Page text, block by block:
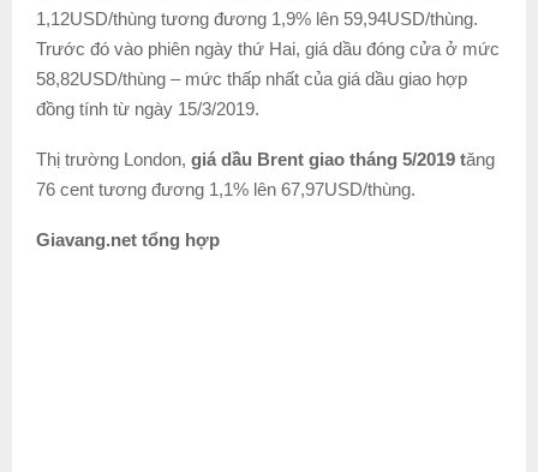
1,12USD/thùng tương đương 1,9% lên 59,94USD/thùng.
Trước đó vào phiên ngày thứ Hai, giá dầu đóng cửa ở mức
58,82USD/thùng – mức thấp nhất của giá dầu giao hợp
đồng tính từ ngày 15/3/2019.
Thị trường London, giá dầu Brent giao tháng 5/2019 tăng
76 cent tương đương 1,1% lên 67,97USD/thùng.
Giavang.net tổng hợp